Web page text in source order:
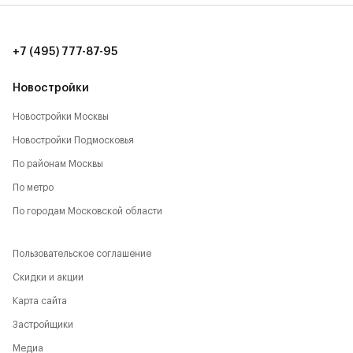
Новостройки
Новостройки Москвы
Новостройки Подмосковья
По районам Москвы
По метро
По городам Московской области
+7 (495) 777-87-95
Пользовательское соглашение
Скидки и акции
Карта сайта
Застройщики
Медиа